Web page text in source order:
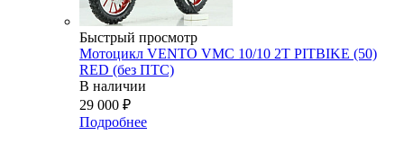
Быстрый просмотр
Мотоцикл VENTO VMC 10/10 2T PITBIKE (50)
RED (без ПТС)
В наличии
29 000 ₽
Подробнее